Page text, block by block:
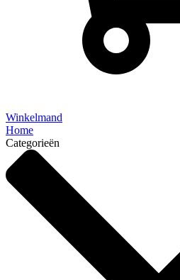
Winkelmand
Home
Categorieën